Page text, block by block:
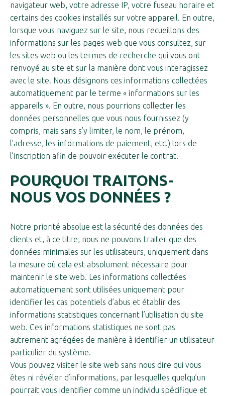
navigateur web, votre adresse IP, votre fuseau horaire et
certains des cookies installés sur votre appareil. En outre,
lorsque vous naviguez sur le site, nous recueillons des
informations sur les pages web que vous consultez, sur
les sites web ou les termes de recherche qui vous ont
renvoyé au site et sur la manière dont vous interagissez
avec le site. Nous désignons ces informations collectées
automatiquement par le terme « informations sur les
appareils ». En outre, nous pourrions collecter les
données personnelles que vous nous fournissez (y
compris, mais sans s’y limiter, le nom, le prénom,
l’adresse, les informations de paiement, etc.) lors de
l’inscription afin de pouvoir exécuter le contrat.
POURQUOI TRAITONS-
NOUS VOS DONNÉES ?
Notre priorité absolue est la sécurité des données des
clients et, à ce titre, nous ne pouvons traiter que des
données minimales sur les utilisateurs, uniquement dans
la mesure où cela est absolument nécessaire pour
maintenir le site web. Les informations collectées
automatiquement sont utilisées uniquement pour
identifier les cas potentiels d’abus et établir des
informations statistiques concernant l’utilisation du site
web. Ces informations statistiques ne sont pas
autrement agrégées de manière à identifier un utilisateur
particulier du système.
Vous pouvez visiter le site web sans nous dire qui vous
êtes ni révéler d’informations, par lesquelles quelqu’un
pourrait vous identifier comme un individu spécifique et